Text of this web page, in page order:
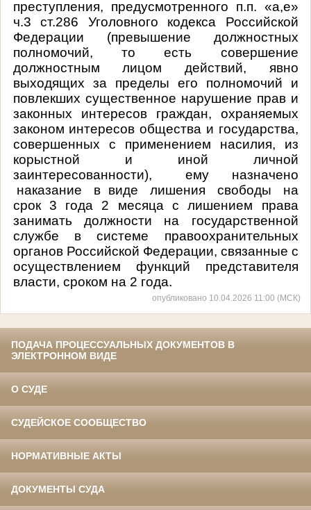
преступления, предусмотренного п.п. «а,е»
ч.3 ст.286 Уголовного кодекса Российской
Федерации (превышение должностных
полномочий, то есть совершение
должностным лицом действий, явно
выходящих за пределы его полномочий и
повлекших существенное нарушение прав и
законных интересов граждан, охраняемых
законом интересов общества и государства,
совершенных с применением насилия, из
корыстной и иной личной
заинтересованности),
ему
назначено
наказание
в виде лишения свободы
на
срок 3 года 2 месяца с лишением права
занимать должности на государственной
службе в системе правоохранительных
органов Российской Федерации, связанные с
осуществлением функций представителя
власти, сроком на 2 года.
опубликовано 10.04.2026 11:00 (МСК)
ПОДАЧА ПРОЦЕССУАЛЬНЫХ ДОКУМЕНТОВ В
ЭЛЕКТРОННОМ ВИДЕ
О СУДЕ
СУДЕЙСКОЕ СООБЩЕСТВО
НОРМАТИВНЫЕ АКТЫ
ДОКУМЕНТЫ СУДА